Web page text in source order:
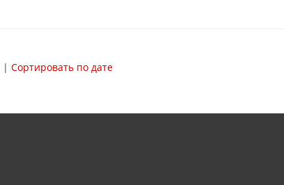
| Сортировать по дате